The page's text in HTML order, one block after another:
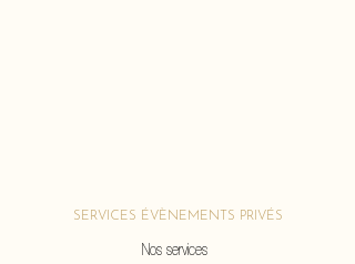
SERVICES ÉVÈNEMENTS PRIVÉS
Nos services